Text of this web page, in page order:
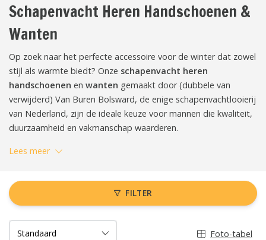
Schapenvacht Heren Handschoenen &
Wanten
Op zoek naar het perfecte accessoire voor de winter dat zowel
stijl als warmte biedt? Onze schapenvacht heren
handschoenen en wanten gemaakt door (dubbele van
verwijderd) Van Buren Bolsward, de enige schapenvachtlooierij
van Nederland, zijn de ideale keuze voor mannen die kwaliteit,
duurzaamheid en vakmanschap waarderen.
Lees meer
FILTER
Foto-tabel